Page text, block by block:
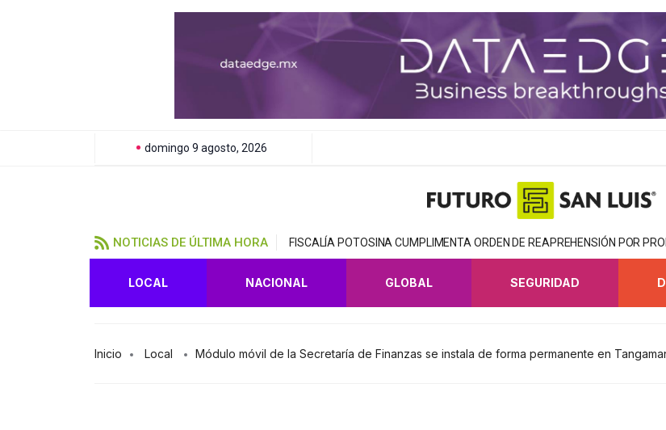
domingo 9 agosto, 2026
NOTICIAS DE ÚLTIMA HORA FISCALÍA POTOSINA CUMPLIMENTA ORDEN DE REAPREHENSIÓN POR
LOCAL NACIONAL GLOBAL SEGURIDAD
Inicio Local Módulo móvil de la Secretaría de Finanzas se instala de forma permanente en